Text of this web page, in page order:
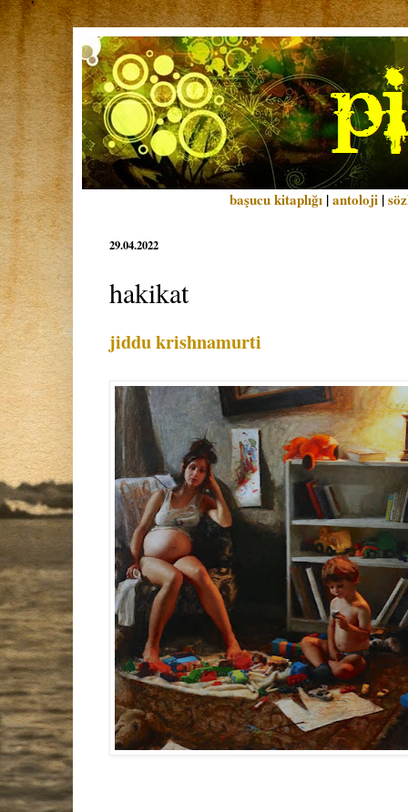
başucu kitaplığı |antoloji |
29.04.2022
hakikat
jiddu krishnamurti